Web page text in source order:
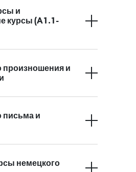
и
курсы (A1.1-
произношения и
письма и
немецкого